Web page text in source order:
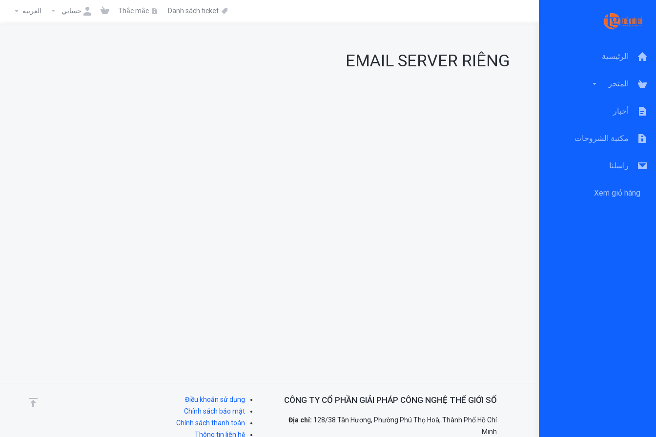
الرئيسية
المتجر
أخبار
مكتبة الشروحات
راسلنا
Xem giỏ hàng
حسابي العربية
EMAIL SERVER RIÊNG
CÔNG TY CỔ PHẦN GIẢI PHÁP CÔNG NGHỆ THẾ GIỚI SỐ
Địa chỉ: 128/38 Tân Hương, Phường Phú Thọ Hoà, Thành Phố Hồ Chí
Minh.
Điều khoản sử dụng
Chính sách bảo mật
Chính sách thanh toán
Thông tin liên hệ